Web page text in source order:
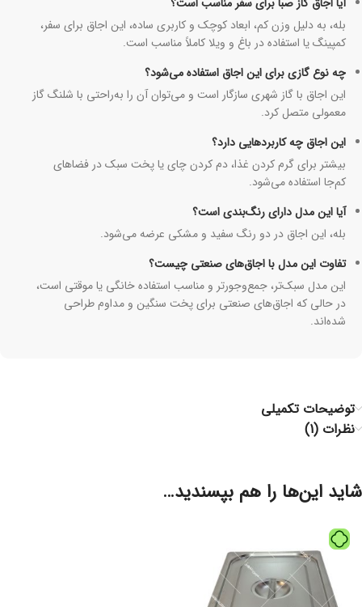
بله، به دلیل وزن کم، ابعاد کوچک و کاربری ساده، این اجاق برای سفر،
کمپینگ یا استفاده در باغ و ویلا کاملاً مناسب است.
چه نوع گازی برای این اجاق استفاده می‌شود؟
این اجاق با گاز شهری سازگار است و می‌توان آن را به‌راحتی با شلنگ گاز
معمولی متصل کرد.
این اجاق چه کاربردهایی دارد؟
بیشتر برای گرم کردن غذا، دم کردن چای یا پخت سبک در فضاهای
کم‌جا استفاده می‌شود.
آیا این مدل دارای رنگ‌بندی است؟
بله، این اجاق در دو رنگ سفید و مشکی عرضه می‌شود.
تفاوت این مدل با اجاق‌های صنعتی چیست؟
این مدل سبک‌تر، جمع‌وجورتر و مناسب استفاده خانگی یا موقتی است،
در حالی که اجاق‌های صنعتی برای پخت سنگین و مداوم طراحی
شده‌اند.
توضیحات تکمیلی
نظرات (1)
شاید این‌ها را هم بپسندید…